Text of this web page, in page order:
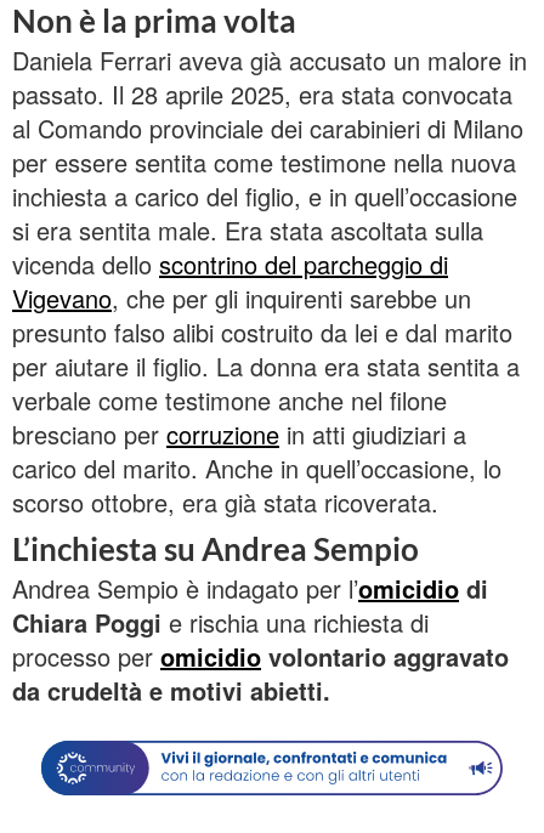
Non è la prima volta
Daniela Ferrari aveva già accusato un malore in
passato. Il 28 aprile 2025, era stata convocata
al Comando provinciale dei carabinieri di Milano
per essere sentita come testimone nella nuova
inchiesta a carico del figlio, e in quell’occasione
si era sentita male. Era stata ascoltata sulla
vicenda dello scontrino del parcheggio di
Vigevano, che per gli inquirenti sarebbe un
presunto falso alibi costruito da lei e dal marito
per aiutare il figlio. La donna era stata sentita a
verbale come testimone anche nel filone
bresciano per corruzione in atti giudiziari a
carico del marito. Anche in quell’occasione, lo
scorso ottobre, era già stata ricoverata.
L’inchiesta su Andrea Sempio
Andrea Sempio è indagato per l’omicidio di
Chiara Poggi e rischia una richiesta di
processo per omicidio volontario aggravato
da crudeltà e motivi abietti.